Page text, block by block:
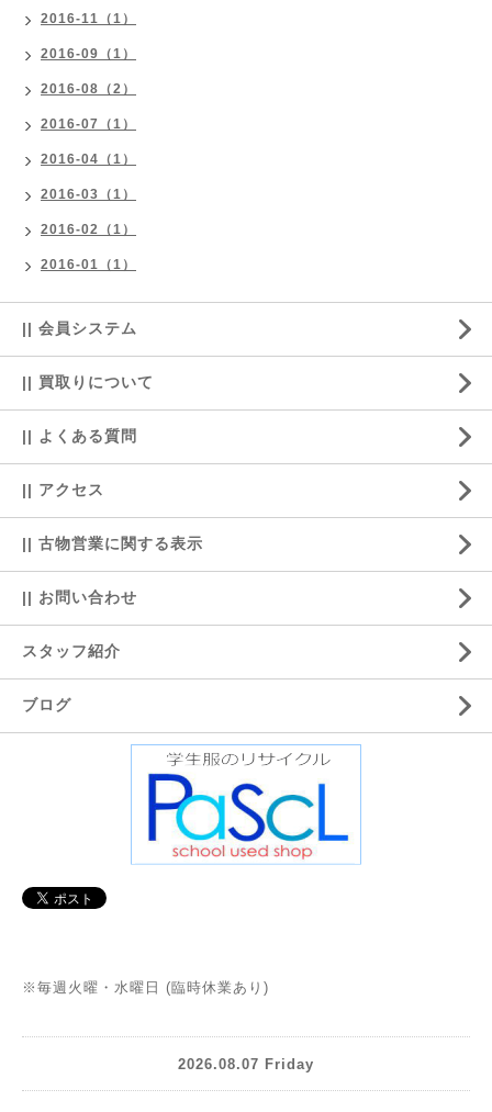
2016-11（1）
2016-09（1）
2016-08（2）
2016-07（1）
2016-04（1）
2016-03（1）
2016-02（1）
2016-01（1）
|| 会員システム
|| 買取りについて
|| よくある質問
|| アクセス
|| 古物営業に関する表示
|| お問い合わせ
スタッフ紹介
ブログ
※毎週火曜・水曜日 (臨時休業あり)
2026.08.07 Friday